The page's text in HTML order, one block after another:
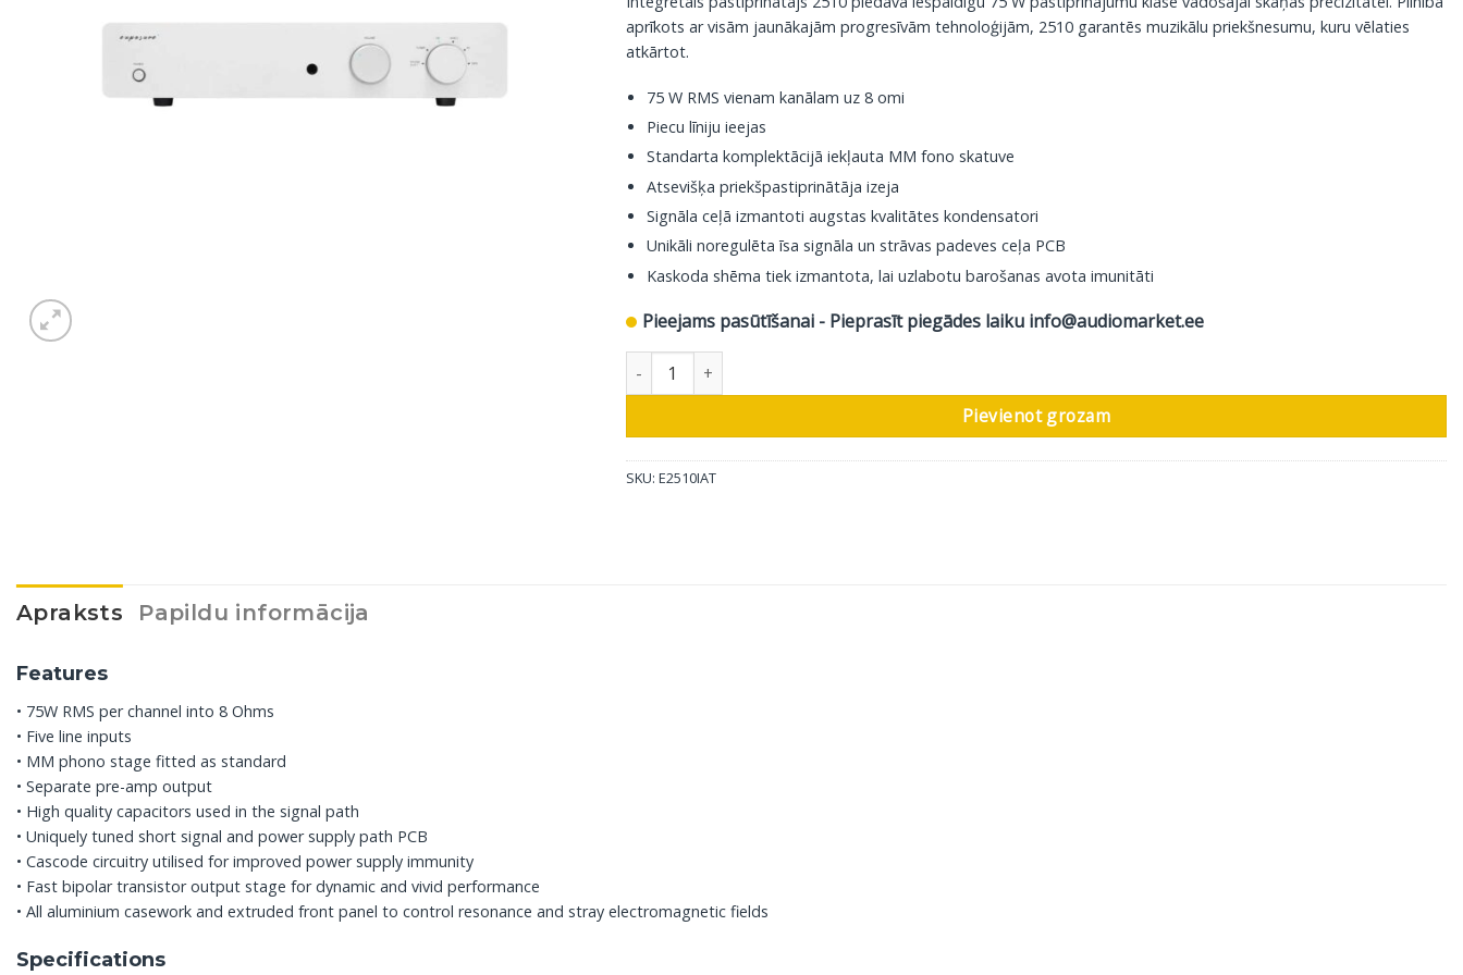
aprīkots ar visām jaunākajām progresīvām tehnoloģijām, 2510 garantēs muzikālu priekšnesumu, kuru vēlaties
atkārtot.
75 W RMS vienam kanālam uz 8 omi
Piecu līniju ieejas
Standarta komplektācijā iekļauta MM fono skatuve
Atsevišķa priekšpastiprinātāja izeja
Signāla ceļā izmantoti augstas kvalitātes kondensatori
Unikāli noregulēta īsa signāla un strāvas padeves ceļa PCB
Kaskoda shēma tiek izmantota, lai uzlabotu barošanas avota imunitāti
Pieejams pasūtīšanai - Pieprasīt piegādes laiku info@audiomarket.ee
Ekspozīcijas integrētais pastiprinātājs 2510, titāns daudzums
Pievienot grozam
SKU: E2510IAT
Apraksts Papildu informācija
Features
• 75W RMS per channel into 8 Ohms
• Five line inputs
• MM phono stage fitted as standard
• Separate pre-amp output
• High quality capacitors used in the signal path
• Uniquely tuned short signal and power supply path PCB
• Cascode circuitry utilised for improved power supply immunity
• Fast bipolar transistor output stage for dynamic and vivid performance
• All aluminium casework and extruded front panel to control resonance and stray electromagnetic fields
Specifications